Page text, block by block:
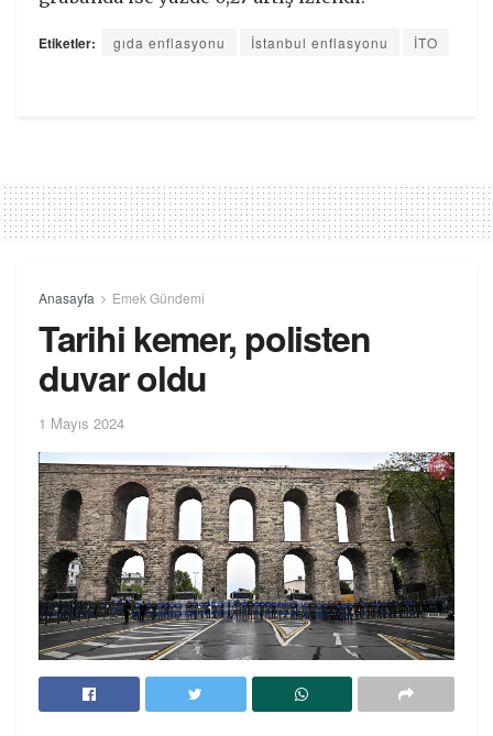
Etiketler: gıda enflasyonu İstanbul enflasyonu İTO
Anasayfa Emek Gündemi
Tarihi kemer, polisten
duvar oldu
1 Mayıs 2024